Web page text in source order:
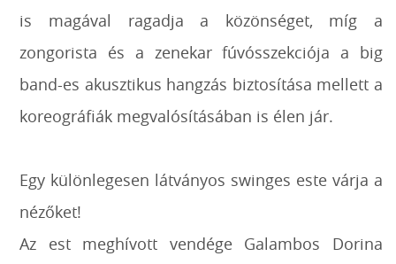
is magával ragadja a közönséget, míg a
zongorista és a zenekar fúvósszekciója a big
band-es akusztikus hangzás biztosítása mellett a
koreográfiák megvalósításában is élen jár.
Egy különlegesen látványos swinges este várja a
nézőket!
Az est meghívott vendége Galambos Dorina